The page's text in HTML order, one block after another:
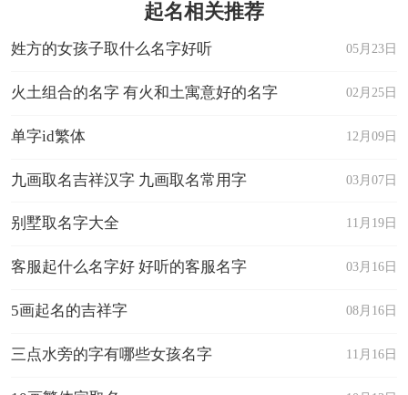
起名相关推荐
05月23日
姓方的女孩子取什么名字好听
02月25日
火土组合的名字 有火和土寓意好的名字
12月09日
单字id繁体
03月07日
九画取名吉祥汉字 九画取名常用字
11月19日
别墅取名字大全
03月16日
客服起什么名字好 好听的客服名字
08月16日
5画起名的吉祥字
11月16日
三点水旁的字有哪些女孩名字